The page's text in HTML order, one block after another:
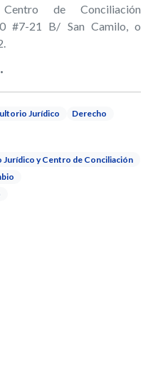
de Conciliación
#7-21 B/ San Camilo, o
Jurídico
Derecho
y Centro de Conciliación